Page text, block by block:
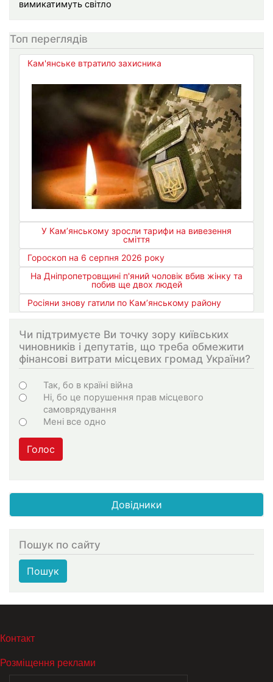
вимикатимуть світло
Топ переглядів
Кам'янське втратило захисника
У Кам’янському зросли тарифи на вивезення
сміття
Гороскоп на 6 серпня 2026 року
На Дніпропетровщині п'яний чоловік вбив жінку та
побив ще двох людей
Росіяни знову гатили по Кам’янському району
Чи підтримуєте Ви точку зору київських
чиновників і депутатів, що треба обмежити
фінансові витрати місцевих громад України?
Choices
Так, бо в країні війна
Ні, бо це порушення прав місцевого
самоврядування
Мені все одно
Голос
Довідники
Пошук по сайту
Пошук
МЕНЮ В ПОДВАЛЕ
Контакт
Розміщення реклами